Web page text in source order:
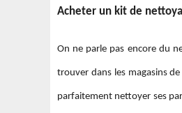
Acheter un kit de
On ne parle pas encore du
trouver dans les magasins
parfaitement nettoyer ses